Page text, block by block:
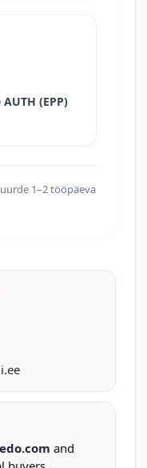
(EPP)
1–2 tööpäeva
and